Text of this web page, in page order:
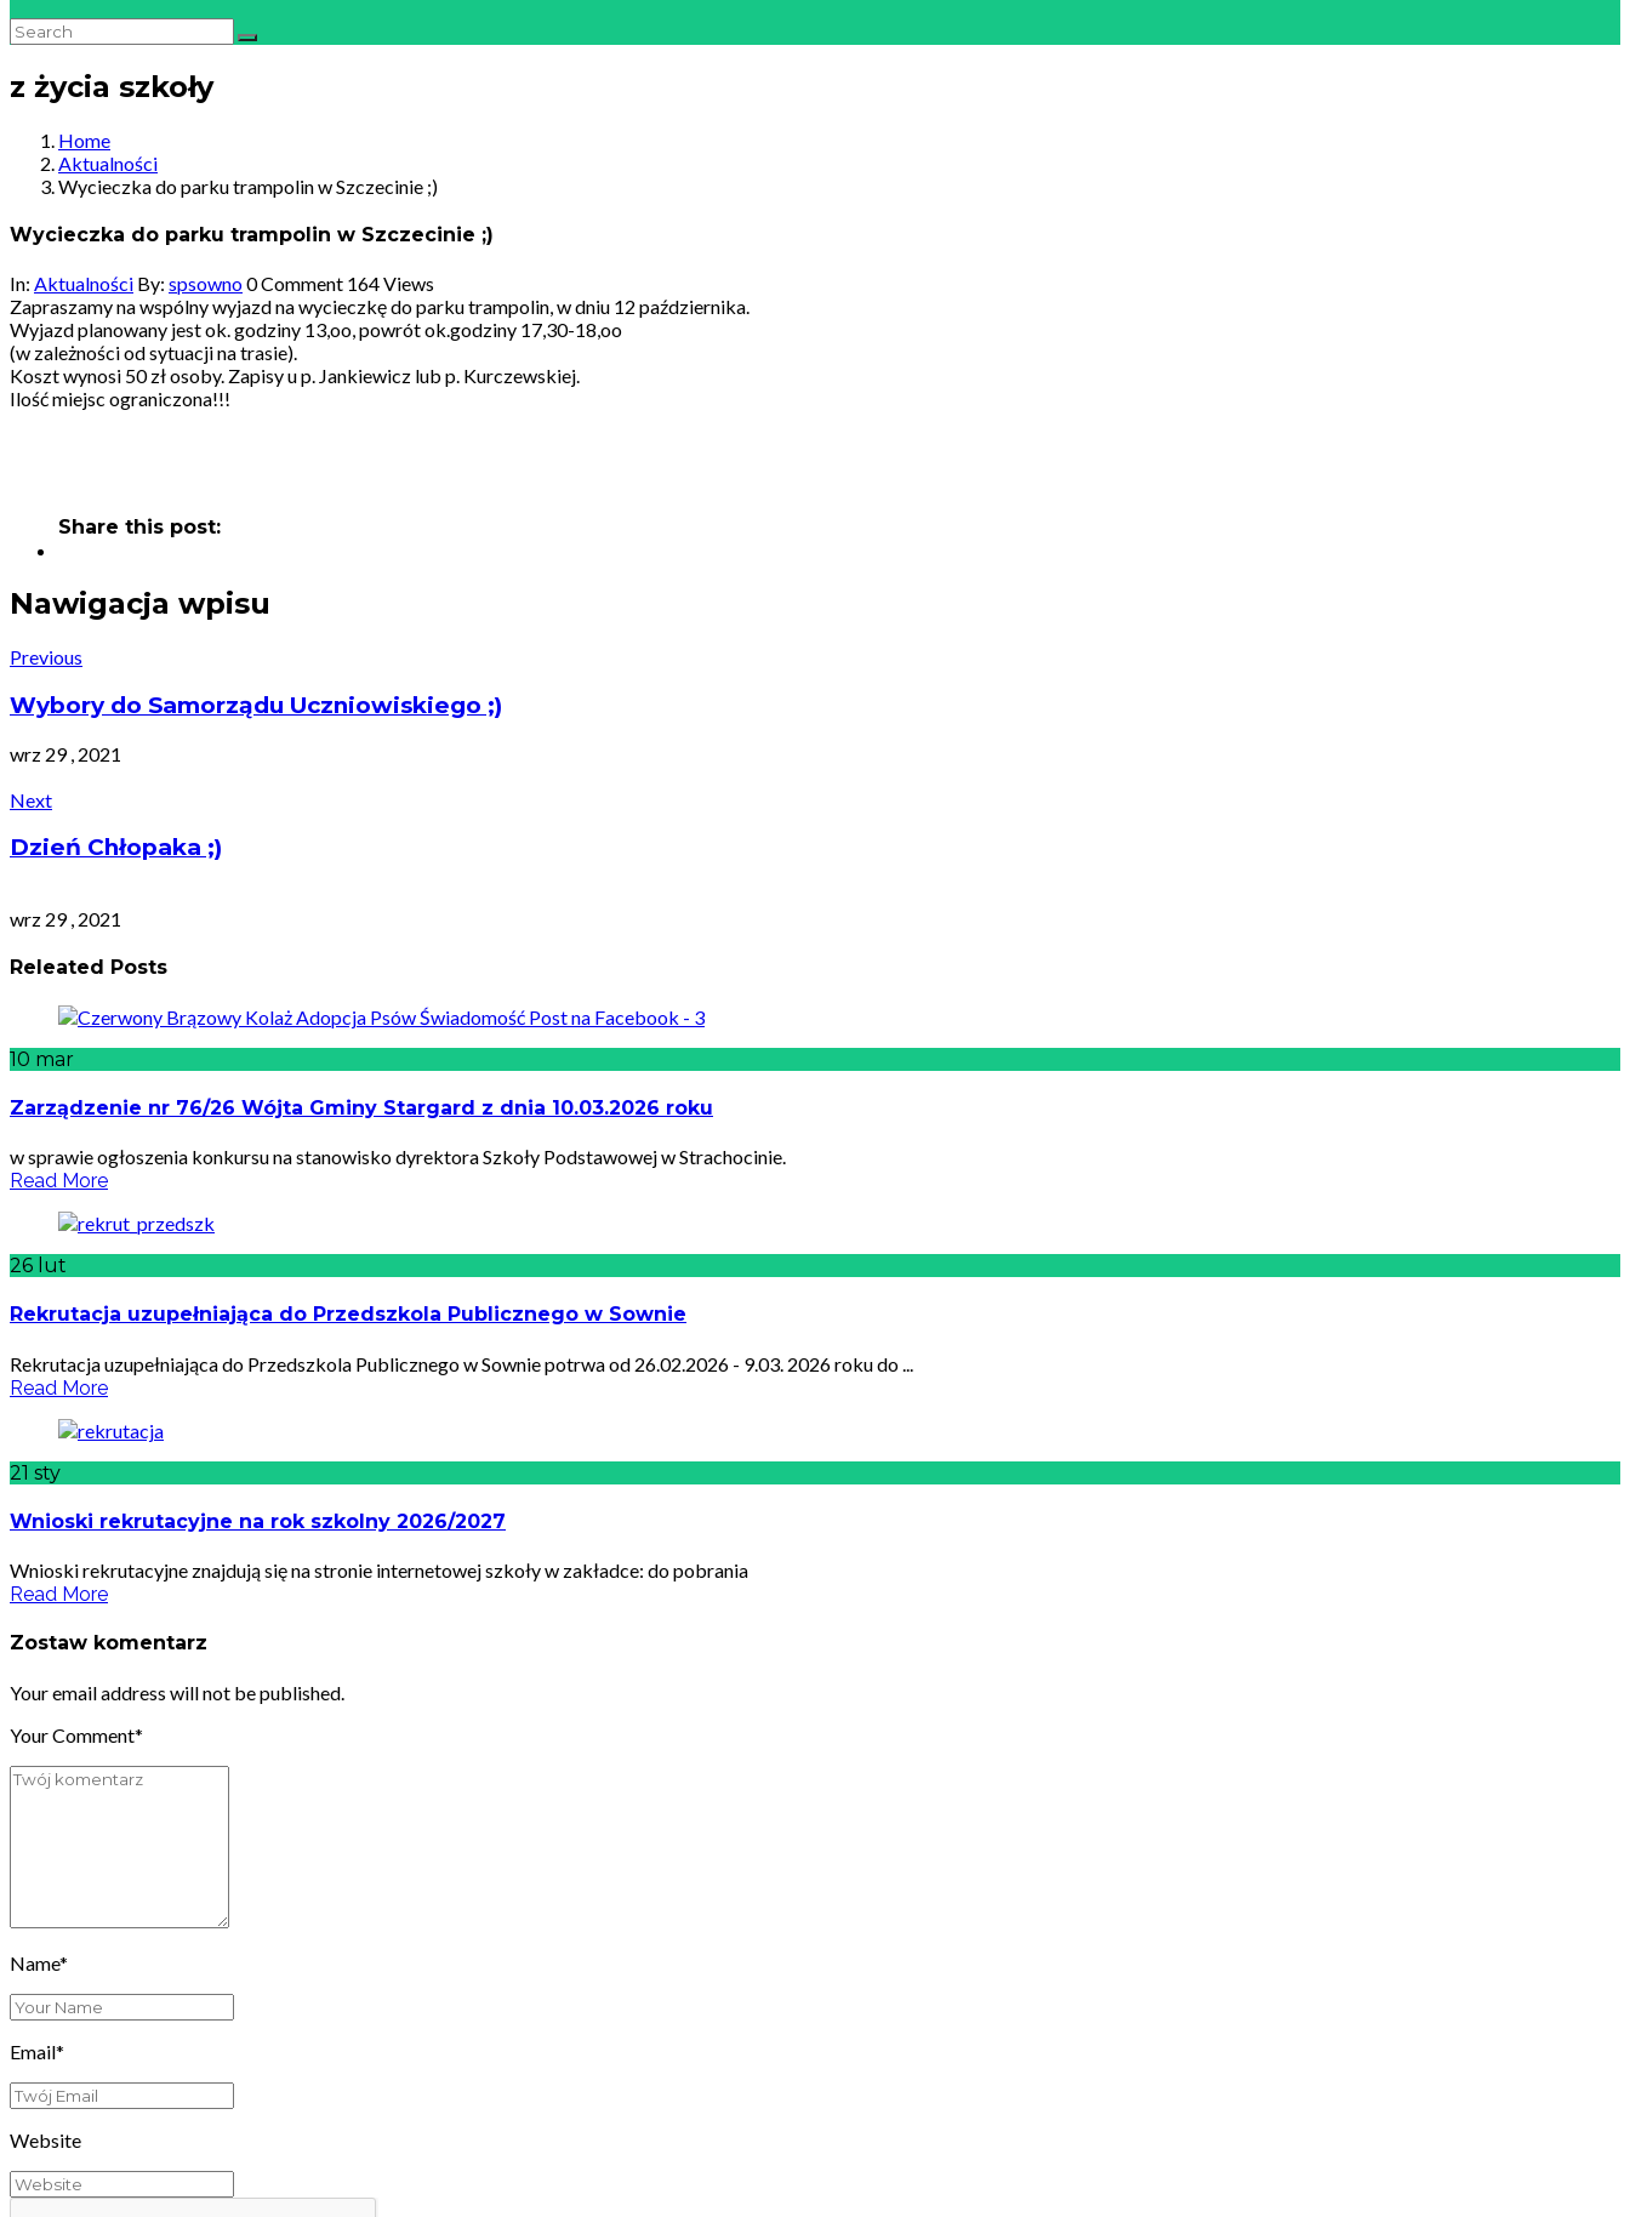
z życia szkoły
Home
Aktualności
Wycieczka do parku trampolin w Szczecinie ;)
Wycieczka do parku trampolin w Szczecinie ;)
In: Aktualności By: spsowno0 Comment 164 Views
Zapraszamy na wspólny wyjazd na wycieczkę do parku trampolin, w dniu 12 października.
Wyjazd planowany jest ok. godziny 13,oo, powrót ok.godziny 17,30-18,oo
(w zależności od sytuacji na trasie).
Koszt wynosi 50 zł osoby. Zapisy u p. Jankiewicz lub p. Kurczewskiej.
Ilość miejsc ograniczona!!!
Share this post:
Nawigacja wpisu
Previous
Wybory do Samorządu Uczniowiskiego ;)
wrz 29 , 2021
Next
Dzień Chłopaka ;)
wrz 29 , 2021
Releated Posts
10 mar
Zarządzenie nr 76/26 Wójta Gminy Stargard z dnia 10.03.2026 roku
w sprawie ogłoszenia konkursu na stanowisko dyrektora Szkoły Podstawowej w Strachocinie.
Read More
26 lut
Rekrutacja uzupełniająca do Przedszkola Publicznego w Sownie
Rekrutacja uzupełniająca do Przedszkola Publicznego w Sownie potrwa od 26.02.2026 - 9.03. 2026 roku do ...
Read More
21 sty
Wnioski rekrutacyjne na rok szkolny 2026/2027
Wnioski rekrutacyjne znajdują się na stronie internetowej szkoły w zakładce: do pobrania
Read More
Zostaw komentarz
Your email address will not be published.
Your Comment*
Name*
Email*
Website